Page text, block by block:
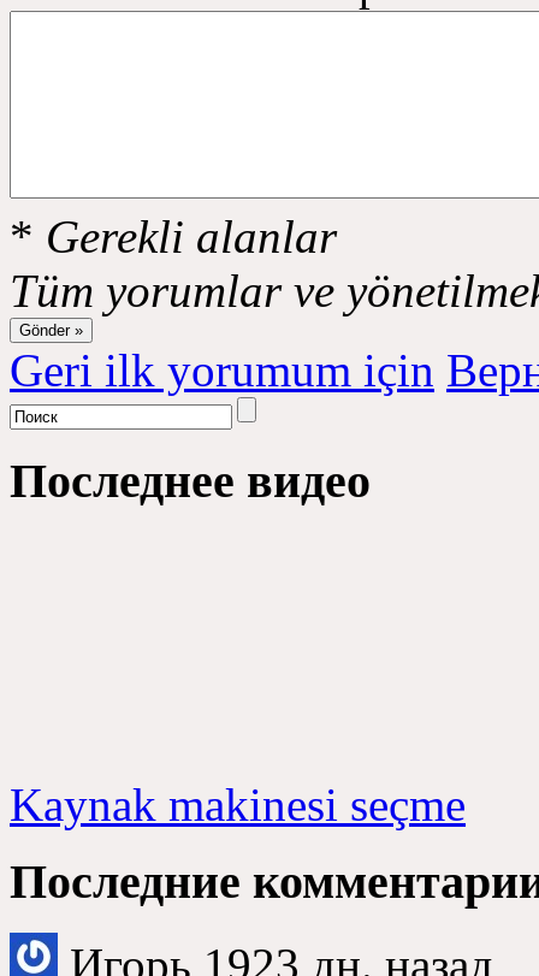
* Gerekli alanlar
Tüm yorumlar ve
Geri ilk yorumum için
Последнее видео
Kaynak makinesi seçme
Последние
Игорь 1923 дн. назад